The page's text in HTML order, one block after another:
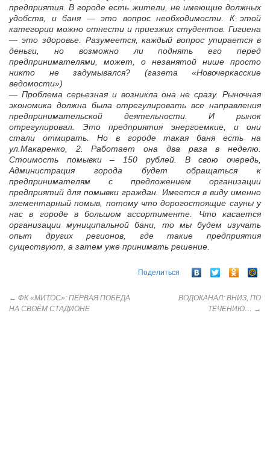
предприятия. В городе есть жители, не имеющие должных
удобств, и баня — это вопрос необходимости. К этой
категории можно отнести и приезжих студентов. Гигиена
— это здоровье. Разумеется, каждый вопрос упирается в
деньги, но возможно ли поднять его перед
предпринимателями, может, о незанятой нише просто
никто не задумывался? (газета «Новочеркасские
ведомости»)
— Проблема серьезная и возникла она не сразу. Рыночная
экономика должна была отрегулировать все направления
предпринимательской деятельности. И рынок
отрегулировал. Это предприятия энергоемкие, и они
стали отмирать. Но в городе такая баня есть на
ул.Макаренко, 2. Работает она два раза в неделю.
Стоимость помывки – 150 рублей. В свою очередь,
Администрация города будет обращаться к
предпринимателям с предложением организации
предприятий для помывки граждан. Имеется в виду именно
элементарный помыв, потому что дорогостоящие сауны у
нас в городе в большом ассортименте. Что касается
организации муниципальной бани, то мы будем изучать
опыт других регионов, где такие предприятия
существуют, а затем уже принимать решение.
Поделиться
← ФК «МИТОС»: ПЕРВАЯ ПОБЕДА
НА СВОЁМ СТАДИОНЕ
ВОДОКАНАЛ: ВНИЗ, ПО
ТЕЧЕНИЮ… →